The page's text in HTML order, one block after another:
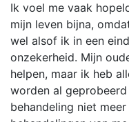
Ik voel me vaak
mijn leven bijna,
wel alsof ik in een
onzekerheid. Mijn
helpen, maar ik heb
worden al
behandeling niet